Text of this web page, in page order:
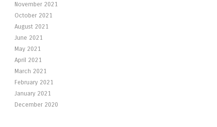
November 2021
October 2021
August 2021
June 2021
May 2021
April 2021
March 2021
February 2021
January 2021
December 2020